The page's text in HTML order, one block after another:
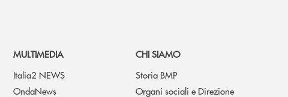
MULTIMEDIA
Italia2 NEWS
OndaNews
CHI SIAMO
Storia BMP
Organi sociali e Direzione